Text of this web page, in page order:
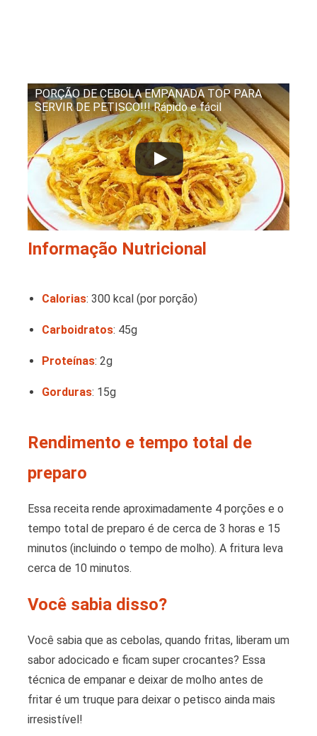
PORÇÃO DE CEBOLA EMPANADA TOP PARA
SERVIR DE PETISCO!!! Rápido e fácil
Informação Nutricional
Calorias: 300 kcal (por porção)
Carboidratos: 45g
Proteínas: 2g
Gorduras: 15g
Rendimento e tempo total de
preparo
Essa receita rende aproximadamente 4 porções e o
tempo total de preparo é de cerca de 3 horas e 15
minutos (incluindo o tempo de molho). A fritura leva
cerca de 10 minutos.
Você sabia disso?
Você sabia que as cebolas, quando fritas, liberam um
sabor adocicado e ficam super crocantes? Essa
técnica de empanar e deixar de molho antes de
fritar é um truque para deixar o petisco ainda mais
irresistível!